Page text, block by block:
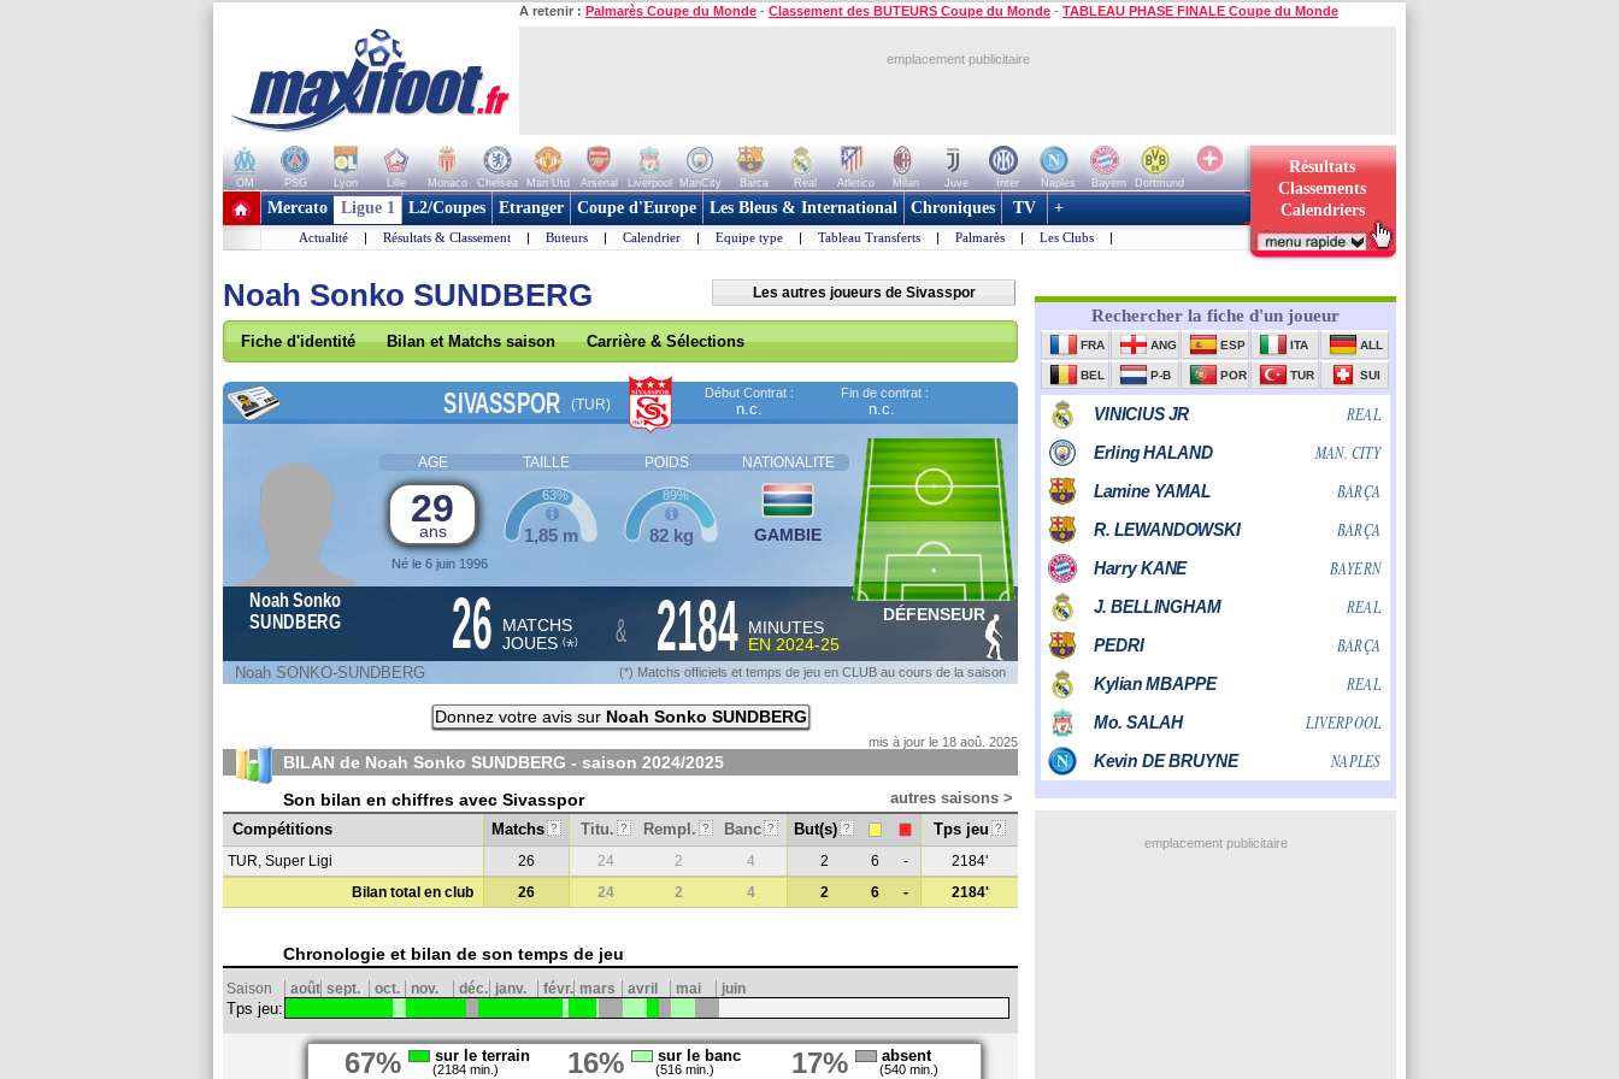
A retenir : Palmarès Coupe du Monde - Classement des BUTEURS Coupe du Monde - TABLEAU PHASE FINALE Coupe du Monde
emplacement publicitaire
OM PSG Lyon Lille Monaco Chelsea Man Utd Arsenal Liverpool ManCity Barca Real Atletico Milan Juve Inter Naples Bayern
Dortmund
+ de clubs
Résultats
Classements
Calendriers
Mercato Ligue 1 L2/Coupes Etranger Coupe d'Europe Les Bleus & International Chroniques TV +
Actualité | Résultats & Classement | Buteurs | Calendrier | Equipe type | Tableau Transferts | Palmarès | Les Clubs |
Noah Sonko SUNDBERG Les autres joueurs de Sivasspor
Fiche d'identité Bilan et Matchs saison Carrière & Sélections
SIVASSPOR (TUR)
Début Contrat :
n.c.
Fin de contrat :
n.c.
AGE TAILLE POIDS NATIONALITE
29
ans
Né le 6 juin 1996
1,85 m
63%
82 kg
89%
GAMBIE
Noah Sonko
SUNDBERG
26 MATCHS
JOUES (*) & 2184 MINUTES
EN 2024-25
DÉFENSEUR
Noah SONKO-SUNDBERG (*) Matchs officiels et temps de jeu en CLUB au cours de la saison
Donnez votre avis sur Noah Sonko SUNDBERG
mis à jour le 18 aoû. 2025
BILAN de Noah Sonko SUNDBERG - saison 2024/2025
Son bilan en chiffres avec Sivasspor
autres saisons >
Compétitions
Matchs ? Titu. ? Rempl. ? Banc ? But(s) ? Tps jeu ?
TUR, Super Ligi 26 24 2 4 2 6 -
2184'
Bilan total en club
26 24 2 4 2 6 - 2184'
Chronologie et bilan de son temps de jeu
Saison août sept. oct. nov. déc. janv. févr. mars avril mai juin
Tps jeu:
67% sur le terrain
(2184 min.) 16% sur le banc
(516 min.) 17% absent
(540 min.)
emplacement publicitaire